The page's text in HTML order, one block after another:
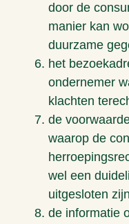
door de
manier kan
duurzame
het
ondernemer
klachten
de
waarop de
wel een
uitgesloten
de informatie